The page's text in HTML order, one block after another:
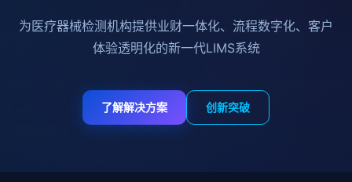
为医疗器械检测机构提供业财一体化、流程数字化、客户
体验透明化的新一代LIMS系统
了解解决方案 创新突破